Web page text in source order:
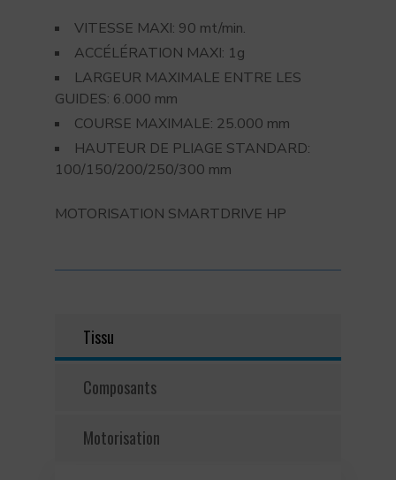
VITESSE MAXI: 90 mt/min.
ACCÉLÉRATION MAXI: 1g
LARGEUR MAXIMALE ENTRE LES
GUIDES: 6.000 mm
COURSE MAXIMALE: 25.000 mm
HAUTEUR DE PLIAGE STANDARD:
100/150/200/250/300 mm
MOTORISATION SMARTDRIVE HP
Tissu
Composants
Motorisation